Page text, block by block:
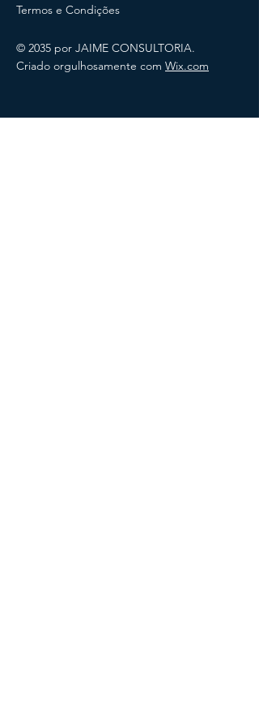
Termos e Condições
© 2035 por JAIME CONSULTORIA.
Criado orgulhosamente com Wix.com